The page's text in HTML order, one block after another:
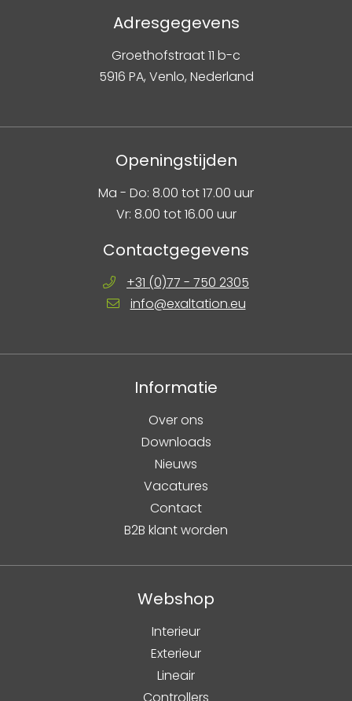
Adresgegevens
Groethofstraat 11 b-c
5916 PA, Venlo, Nederland
Openingstijden
Ma - Do: 8.00 tot 17.00 uur
Vr: 8.00 tot 16.00 uur
Contactgegevens
+31 (0)77 - 750 2305
info@exaltation.eu
Informatie
Over ons
Downloads
Nieuws
Vacatures
Contact
B2B klant worden
Webshop
Interieur
Exterieur
Lineair